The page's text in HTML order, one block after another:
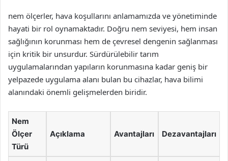
nem ölçerler, hava koşullarını anlamamızda ve yönetiminde
hayati bir rol oynamaktadır. Doğru nem seviyesi, hem insan
sağlığının korunması hem de çevresel dengenin sağlanması
için kritik bir unsurdur. Sürdürülebilir tarım
uygulamalarından yapıların korunmasına kadar geniş bir
yelpazede uygulama alanı bulan bu cihazlar, hava bilimi
alanındaki önemli gelişmelerden biridir.
Nem
Ölçer
Türü
Açıklama Avantajları Dezavantajları